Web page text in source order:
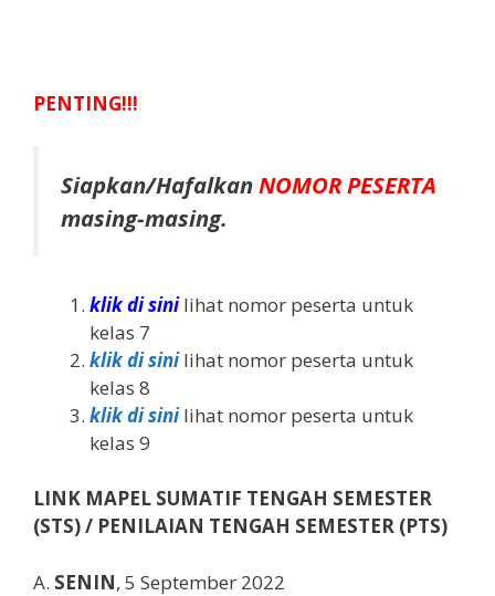
PENTING!!!
Siapkan/HafalkanNOMOR PESERTA
masing-masing.
klik di sini lihat nomor peserta untuk
kelas 7
klik di sinilihat nomor peserta untuk
kelas 8
klik di sinilihat nomor peserta untuk
kelas 9
LINK MAPEL SUMATIF TENGAH SEMESTER
(STS) / PENILAIAN TENGAH SEMESTER (PTS)
A. SENIN, 5 September 2022